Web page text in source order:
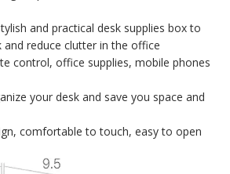
and practical desk supplies box to
and reduce clutter in the office
control, office supplies, mobile phones
your desk and save you space and
comfortable to touch, easy to open